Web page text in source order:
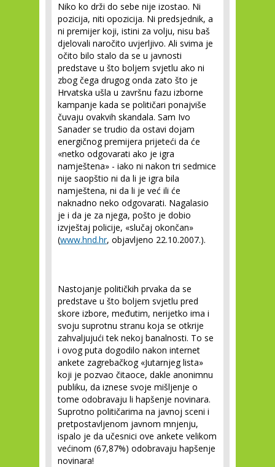
Niko ko drži do sebe nije izostao. Ni
pozicija, niti opozicija. Ni predsjednik, a
ni premijer koji, istini za volju, nisu baš
djelovali naročito uvjerljivo. Ali svima je
očito bilo stalo da se u javnosti
predstave u što boljem svjetlu ako ni
zbog čega drugog onda zato što je
Hrvatska ušla u završnu fazu izborne
kampanje kada se političari ponajviše
čuvaju ovakvih skandala. Sam Ivo
Sanader se trudio da ostavi dojam
energičnog premijera prijeteći da će
«netko odgovarati ako je igra
namještena» - iako ni nakon tri sedmice
nije saopštio ni da li je igra bila
namještena, ni da li je već ili će
naknadno neko odgovarati. Nagalasio
je i da je za njega, pošto je dobio
izvještaj policije, «slučaj okončan»
(www.hnd.hr, objavljeno 22.10.2007.).
Nastojanje političkih prvaka da se
predstave u što boljem svjetlu pred
skore izbore, međutim, nerijetko ima i
svoju suprotnu stranu koja se otkrije
zahvaljujući tek nekoj banalnosti. To se
i ovog puta dogodilo nakon internet
ankete zagrebačkog «Jutarnjeg lista»
koji je pozvao čitaoce, dakle anonimnu
publiku, da iznese svoje mišljenje o
tome odobravaju li hapšenje novinara.
Suprotno političarima na javnoj sceni i
pretpostavljenom javnom mnjenju,
ispalo je da učesnici ove ankete velikom
većinom (67,87%) odobravaju hapšenje
novinara!